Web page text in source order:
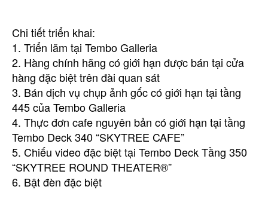
Chi tiết triển khai:
1. Triển lãm tại Tembo Galleria
2. Hàng chính hãng có giới hạn được bán tại cửa
hàng đặc biệt trên đài quan sát
3. Bán dịch vụ chụp ảnh gốc có giới hạn tại tầng
445 của Tembo Galleria
4. Thực đơn cafe nguyên bản có giới hạn tại tầng
Tembo Deck 340 “SKYTREE CAFE”
5. Chiếu video đặc biệt tại Tembo Deck Tầng 350
“SKYTREE ROUND THEATER®”
6. Bật đèn đặc biệt